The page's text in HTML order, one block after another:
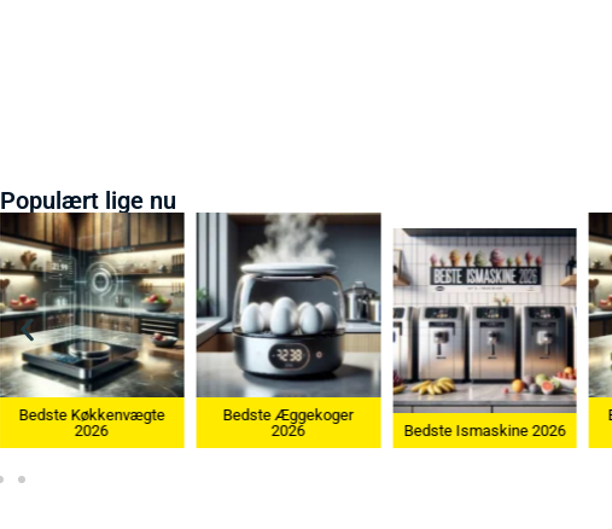
Populært lige nu
Bedste Æggekoger
Bedste Ismaskine 2026
Bedste Køkkenvægte
2026